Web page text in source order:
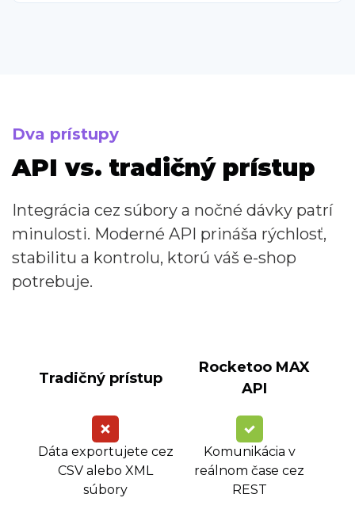
Dva prístupy
API vs. tradičný prístup
Integrácia cez súbory a nočné dávky patrí
minulosti. Moderné API prináša rýchlosť,
stabilitu a kontrolu, ktorú váš e-shop
potrebuje.
Tradičný prístup
Rocketoo MAX
API
Dáta exportujete cez
CSV alebo XML
súbory
Komunikácia v
reálnom čase cez
REST